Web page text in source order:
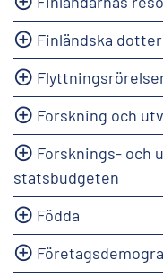
Finländska
Forskning och
Forsknings- och
statsbudgeten
Födda